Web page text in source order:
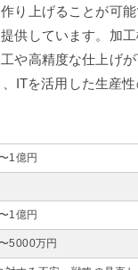
り上げることが可
供しています。加
や高精度な仕上げ
ITを活用した生産
1億円
1億円
5000万円